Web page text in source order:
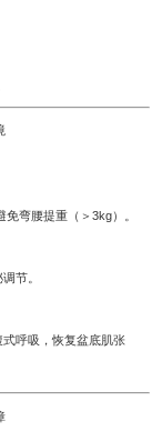
弯腰提重（＞3kg）。
节。
呼吸，恢复盆底肌张